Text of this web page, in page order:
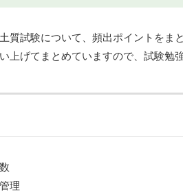
質試験について、頻出ポイントをまと
上げてまとめていますので、試験勉
理